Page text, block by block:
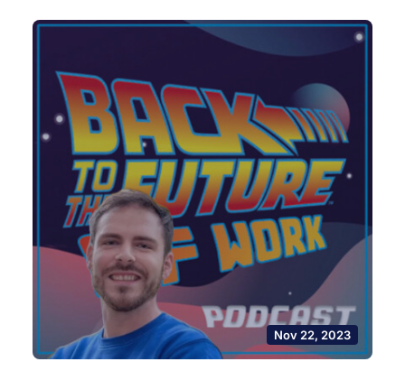
Nov 22, 2023